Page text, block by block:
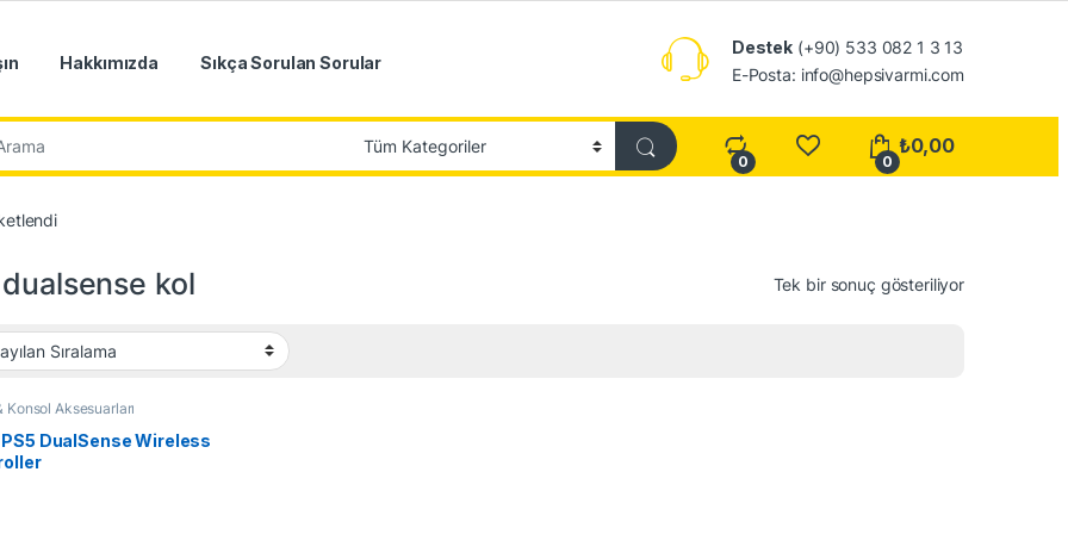
Hakkımızda Sıkça Sorulan Sorular
Destek (+90) 533 082 1 3 13
E-Posta: info@hepsivarmi.com
0 0
₺0,00
kol Tek bir sonuç gösteriliyor
Konsol Aksesuarları
DualSense Wireless